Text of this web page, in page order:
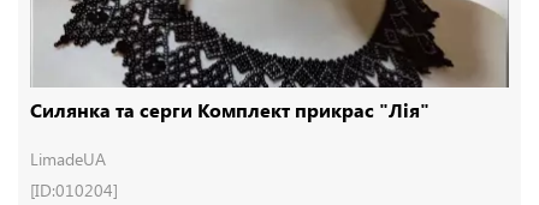
Силянка та серги Комплект прикрас "Лія"
LimadeUA
[ID:010204]